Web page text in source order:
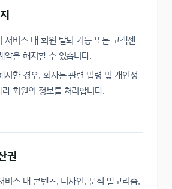
서비스 내 회원 탈퇴 기능 또는 고객센
약을 해지할 수 있습니다.
지한 경우, 회사는 관련 법령 및 개인정
회원의 정보를 처리합니다.
권
비스 내 콘텐츠, 디자인, 분석 알고리즘,